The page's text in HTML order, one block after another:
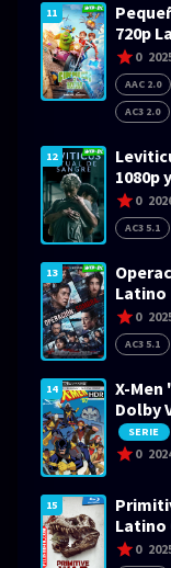
11
720p
0
AAC 2.0
AC3 2.0
12
1080p
0
AC3 5.1
13
Latino
0
AC3 5.1
14
X-Men
Dolby
SERIE
0
15
Latino
0